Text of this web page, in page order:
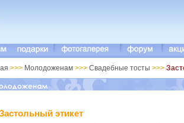
>>> Молодоженам >>> Свадебные тосты >>>
этикет